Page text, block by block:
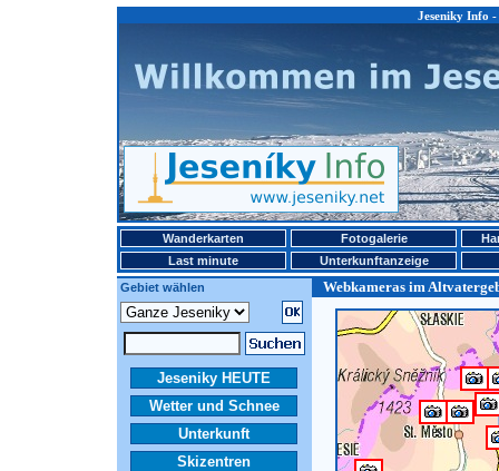
Jeseniky Info
Wanderkarten Fotogalerie
Last minute
Unterkunftanzeige
Gebiet wählen
Webkameras im
Jeseniky HEUTE
Wetter und Schnee
Unterkunft
Skizentren